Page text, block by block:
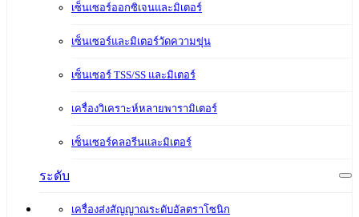
เซ็นเซอร์ออกซิเจนและมิเตอร์
เซ็นเซอร์และมิเตอร์วัดความขุ่น
เซ็นเซอร์ TSS/SS และมิเตอร์
เครื่องวิเคราะห์หลายพารามิเตอร์
เซ็นเซอร์คลอรีนและมิเตอร์
ระดับ
เครื่องส่งสัญญาณระดับอัลตราโซนิก